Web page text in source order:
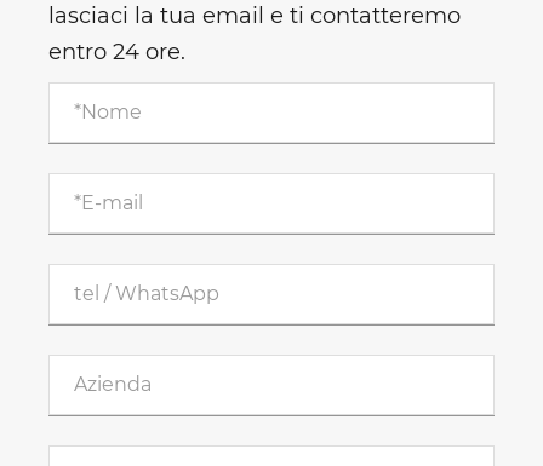
lasciaci la tua email e ti contatteremo
entro 24 ore.